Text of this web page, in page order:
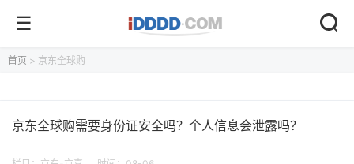
首页 > 京东全球购
京东全球购需要身份证安全吗？个人信息会泄露吗？